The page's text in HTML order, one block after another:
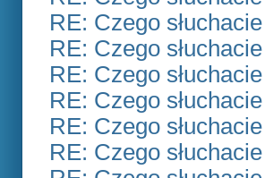
RE: Czego
RE: Czego
RE: Czego
RE: Czego
RE: Czego
RE: Czego